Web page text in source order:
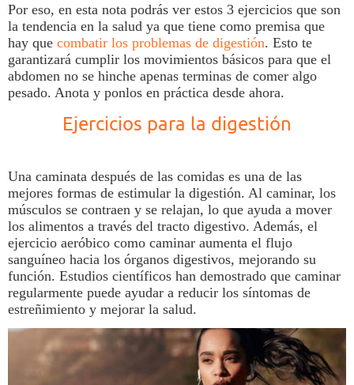
Por eso, en esta nota podrás ver estos 3 ejercicios que son
la tendencia en la salud ya que tiene como premisa que
hay que combatir los problemas de digestión. Esto te
garantizará cumplir los movimientos básicos para que el
abdomen no se hinche apenas terminas de comer algo
pesado. Anota y ponlos en práctica desde ahora.
Ejercicios para la digestión
Una caminata después de las comidas es una de las
mejores formas de estimular la digestión. Al caminar, los
músculos se contraen y se relajan, lo que ayuda a mover
los alimentos a través del tracto digestivo. Además, el
ejercicio aeróbico como caminar aumenta el flujo
sanguíneo hacia los órganos digestivos, mejorando su
función. Estudios científicos han demostrado que caminar
regularmente puede ayudar a reducir los síntomas de
estreñimiento y mejorar la salud.